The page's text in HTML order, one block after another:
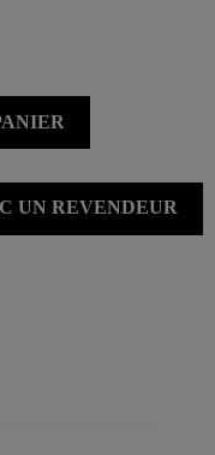
UN REVENDEUR